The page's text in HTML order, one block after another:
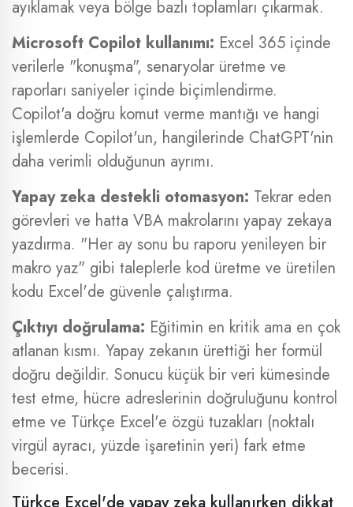
ayıklamak veya bölge bazlı toplamları çıkarmak.
Microsoft Copilot kullanımı: Excel 365 içinde
verilerle "konuşma", senaryolar üretme ve
raporları saniyeler içinde biçimlendirme.
Copilot'a doğru komut verme mantığı ve hangi
işlemlerde Copilot'un, hangilerinde ChatGPT'nin
daha verimli olduğunun ayrımı.
Yapay zeka destekli otomasyon: Tekrar eden
görevleri ve hatta VBA makrolarını yapay zekaya
yazdırma. "Her ay sonu bu raporu yenileyen bir
makro yaz" gibi taleplerle kod üretme ve üretilen
kodu Excel'de güvenle çalıştırma.
Çıktıyı doğrulama: Eğitimin en kritik ama en çok
atlanan kısmı. Yapay zekanın ürettiği her formül
doğru değildir. Sonucu küçük bir veri kümesinde
test etme, hücre adreslerinin doğruluğunu kontrol
etme ve Türkçe Excel'e özgü tuzakları (noktalı
virgül ayracı, yüzde işaretinin yeri) fark etme
becerisi.